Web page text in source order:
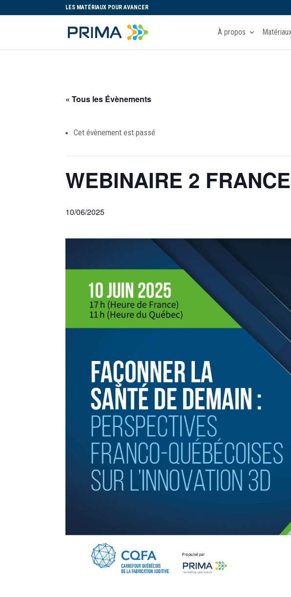
LES MATÉRIAUX POUR AVANCER
À propos
« Tous les Évènements
Cet évènement est passé
WEBINAIRE 2
10/06/2025